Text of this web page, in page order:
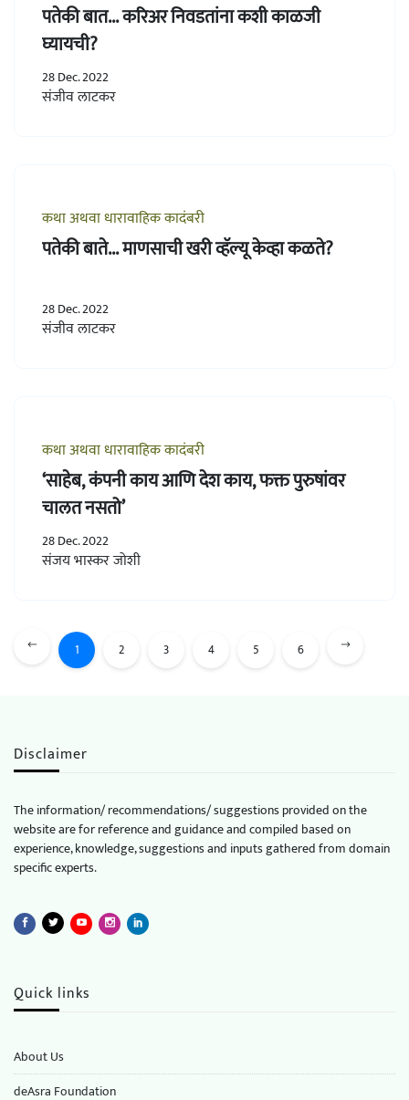
पतेकी बात... करिअर निवडतांना कशी काळजी
घ्यायची?
28 Dec. 2022
संजीव लाटकर
कथा अथवा धारावाहिक कादंबरी
पतेकी बाते... माणसाची खरी व्हॅल्यू केव्हा कळते?
28 Dec. 2022
संजीव लाटकर
कथा अथवा धारावाहिक कादंबरी
‘साहेब, कंपनी काय आणि देश काय, फक्त पुरुषांवर
चालत नसतो’
28 Dec. 2022
संजय भास्कर जोशी
1 2 3 4 5 6
Disclaimer
The information/ recommendations/ suggestions provided on the
website are for reference and guidance and compiled based on
experience, knowledge, suggestions and inputs gathered from domain
specific experts.
Quick links
About Us
deAsra Foundation